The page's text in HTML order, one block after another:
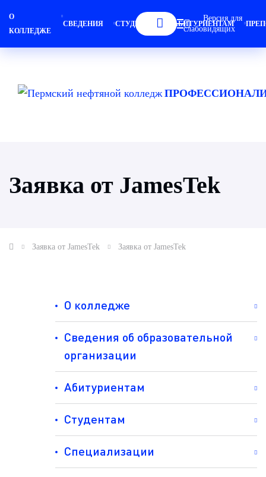
О
КОЛЛЕДЖЕ
СВЕДЕНИЯ СТУДЕНТАМ АБИТУРИЕНТАМ
Версия для
слабовидящих
Заявка от JamesTek
Заявка от JamesTek Заявка от JamesTek
О колледже
Сведения об образовательной
организации
Абитуриентам
Студентам
Специализации